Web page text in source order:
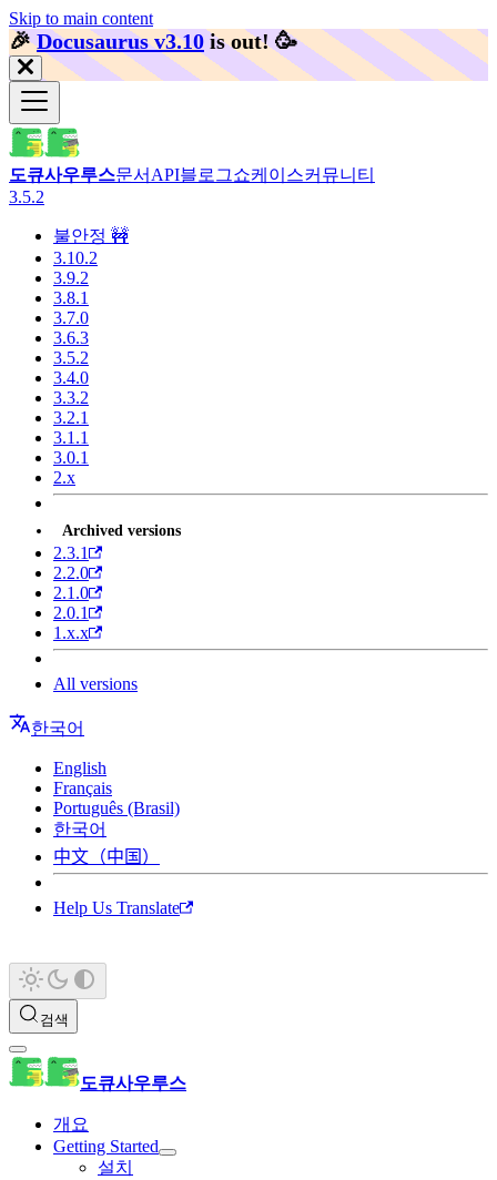
Skip to main content
🎉️Docusaurus v3.10 is out! 🥳️
도큐사우루스문서 API블로그쇼케이스커뮤니티
3.5.2
불안정 🚧
3.10.2
3.9.2
3.8.1
3.7.0
3.6.3
3.5.2
3.4.0
3.3.2
3.2.1
3.1.1
3.0.1
2.x
Archived versions
2.3.1
2.2.0
2.1.0
2.0.1
1.x.x
All versions
한국어
English
Français
Português (Brasil)
한국어
中文（中国）
Help Us Translate
검색
도큐사우루스
개요
Getting Started
설치